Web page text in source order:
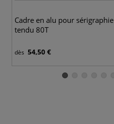
Cadre en alu pour sérigraphie
tendu 80T
dès 54,50 €